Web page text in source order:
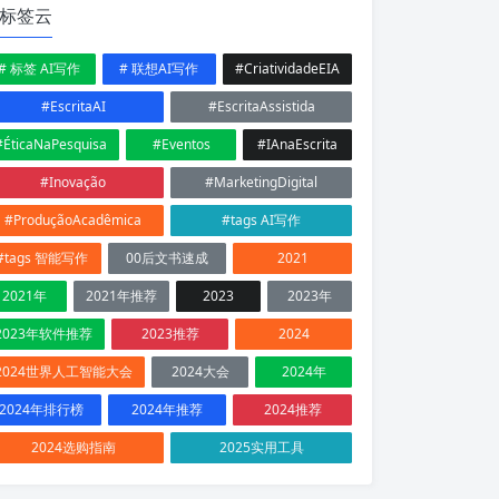
标签云
标签 AI写作 # 联想AI写作
#CriatividadeEIA
#EscritaAI
#EscritaAssistida
#Eventos
#IAnaEscrita
#Inovação
#MarketingDigital
#ProduçãoAcadêmica
#tags AI写作
智能写作
00后文书速成
2021
2021年
2021年推荐 2023
2023年
年软件推荐
2023推荐
2024
世界人工智能大会
2024大会
2024年
2024年排行榜
2024年推荐
2024推荐
2024选购指南
2025实用工具